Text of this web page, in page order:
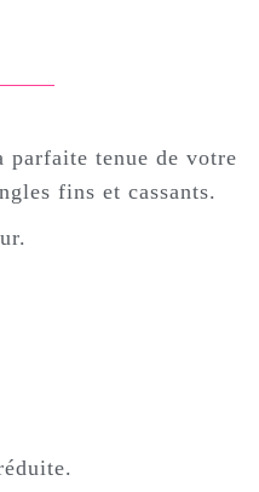
parfaite tenue de votre
fins et cassants.